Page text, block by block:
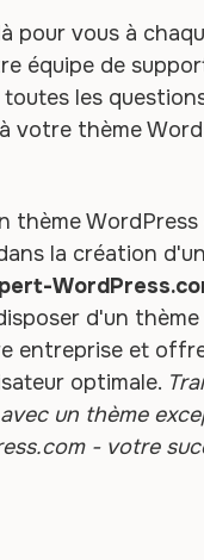
pour vous à
équipe de
les
votre thème
thème WordPress
la création
d'un
entreprise et
optimale.
un thème
- votre